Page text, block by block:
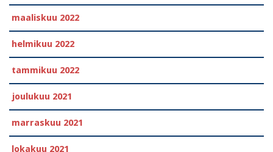
maaliskuu 2022
helmikuu 2022
tammikuu 2022
joulukuu 2021
marraskuu 2021
lokakuu 2021